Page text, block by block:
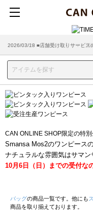
2026/07/29 ■【お知らせ】ヤマト運
2026/03/18 ■店舗受け取りサービス
CAN ONLINE SHOP限定の特別
Smansa Mos2のワンピース
ナチュラルな雰囲気はサマン
10月6日（日）までの受付な
バッグの商品一覧です。他にも
商品を取り揃えております。